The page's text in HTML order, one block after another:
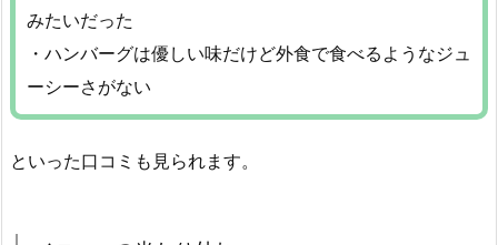
みたいだった
・ハンバーグは優しい味だけど外食で食べるようなジュ
ーシーさがない
といった口コミも見られます。